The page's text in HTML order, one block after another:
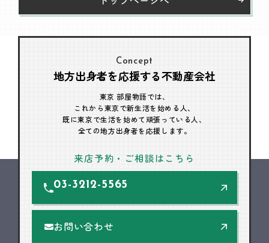
Concept
地方出身者を応援する不動産会社
東京 部屋物語では、
これから東京で新生活を始める人、
既に東京で生活を始めて頑張っている人、
全ての地方出身者を応援します。
来店予約・ご相談はこちら
03-3212-5565
お問い合わせ